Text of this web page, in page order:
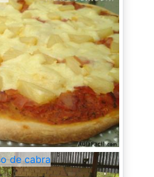
de cabra